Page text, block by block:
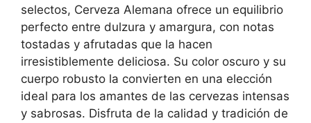
selectos, Cerveza Alemana ofrece un equilibrio
perfecto entre dulzura y amargura, con notas
tostadas y afrutadas que la hacen
irresistiblemente deliciosa. Su color oscuro y su
cuerpo robusto la convierten en una elección
ideal para los amantes de las cervezas intensas
y sabrosas. Disfruta de la calidad y tradición de